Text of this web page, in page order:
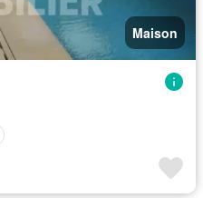
Maison